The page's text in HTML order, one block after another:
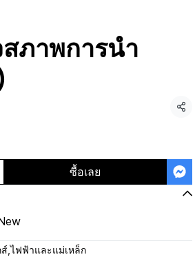
ภาพการนำ
แชร์
ซื้อเลย
,ไฟฟ้าและแม่เหล็ก